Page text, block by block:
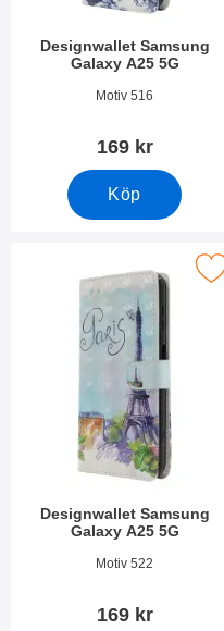
Designwallet Samsung
Galaxy A25 5G
Art. nr 50267Motiv 516
169 kr
Köp
Designwallet Samsung
Galaxy A25 5G
Art. nr 50263Motiv 522
169 kr
designwallet Samsung